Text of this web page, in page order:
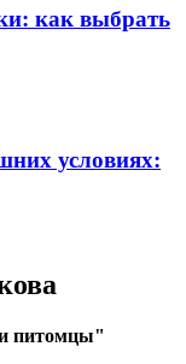
как выбрать
условиях:
питомцы"